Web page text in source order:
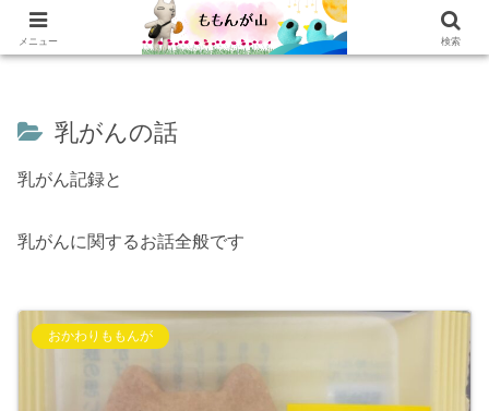
ホーム 乳がんの話
乳がん記録
おかわり
もぐもぐ 読書記録
乳がんの話
乳がん記録と
乳がんに関するお話全般です
おかわりももんが
メニュー 検索